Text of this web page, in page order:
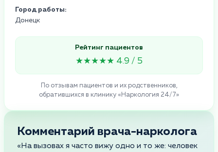
Город работы:
Донецк
Рейтинг пациентов
★★★★★ 4.9 / 5
По отзывам пациентов и их родственников,
обратившихся в клинику «Наркология 24/7»
Комментарий врача-нарколога
«На вызовах я часто вижу одно и то же: человек